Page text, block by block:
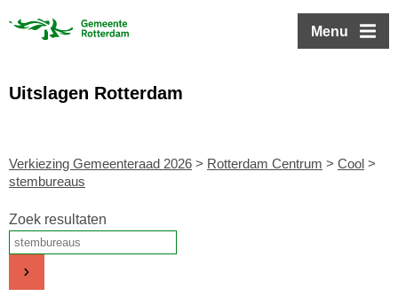
Menu
Uitslagen Rotterdam
Verkiezing Gemeenteraad 2026 > Rotterdam Centrum > Cool >
stembureaus
Zoek resultaten